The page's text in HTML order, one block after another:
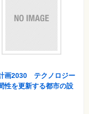
画2030 テクノロジー
性を更新する都市の設